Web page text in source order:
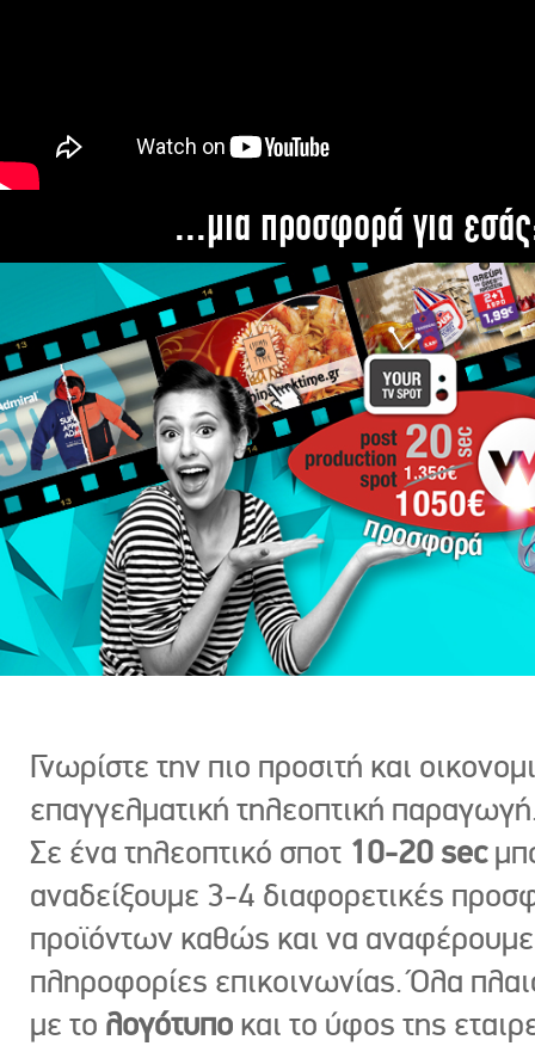
...μια προσφορά για
Γνωρίστε την πιο προσιτή και
επαγγελματική τηλεοπτική
Σε ένα τηλεοπτικό σποτ 10-20 sec
αναδείξουμε 3-4 διαφορετικές
προϊόντων καθώς και να
πληροφορίες επικοινωνίας. Όλα
με το λογότυπο και το ύφος της